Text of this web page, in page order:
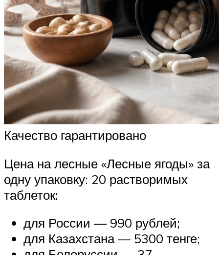
Качество гарантировано
Цена на лесные «Лесные ягоды» за
одну упаковку: 20 растворимых
таблеток:
для России — 990 рублей;
для Казахстана — 5300 тенге;